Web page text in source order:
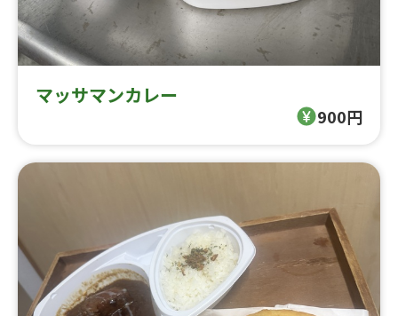
マッサマンカレー
900円